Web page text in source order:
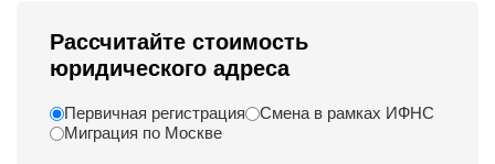
Рассчитайте стоимость
юридического адреса
Первичная регистрация
Смена в рамках ИФНС
Миграция по Москве